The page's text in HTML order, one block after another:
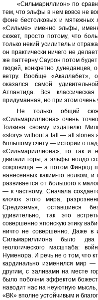
«Сильмариллион» по
тем, что эльфы в нем вовсе не
фоне бестолковых и мятежных
«Сильме» именно эльфы,
сюжет, просто потому, что
только некий усилитель и
он практически ничего не
же паттерну Саурон потом
людей, конкретно дунеданцев,
ветру. Вообще
оказался самой
Атлантида. Вся
придуманная, но при этом очень
Не только общий
«Сильмариллиона» очень
Толкина своему издателю
«story» without a fall — all stories
большому счету — истории о
«Сильмариллиона», то так и
двигали горы, а эльфы нолдо
сокровища — а потом Финрод
нанесенных каким-то волком,
развивается от большого к
— к частному. Сначала
клочок этого мира,
Средиземья, оставшиеся
удивительно, так это
совершенно японскую этику
ничто не совершенно. Даже в
Сильмариллиона было два
геологического масштаба:
Нуменора. И речь не о том, что
кардинально изменился мир —
другим, с заливами на месте
было побочнм эффектом
наводит нас на неуютную
«ВК» вполне устойчивым и